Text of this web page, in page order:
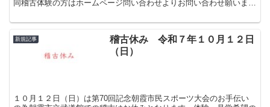
同稽古体験の方はホームページ問い合わせよりお問い合わせ願いま
新規記事
稽古休み 令和７年１０月１２日
（日）
１０月１２日（日）は第70回記念朝霞市民スポーツ大会のお手伝い